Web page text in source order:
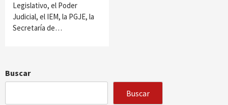
Legislativo, el Poder
Judicial, el IEM, la PGJE, la
Secretaría de…
Buscar
Buscar